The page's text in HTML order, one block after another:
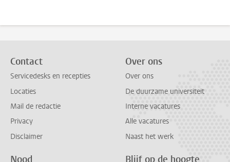
Contact
Servicedesks en recepties
Locaties
Mail de redactie
Privacy
Disclaimer
Over ons
Over ons
De duurzame universiteit
Interne vacatures
Alle vacatures
Naast het werk
Nood Blijf op de hoogte